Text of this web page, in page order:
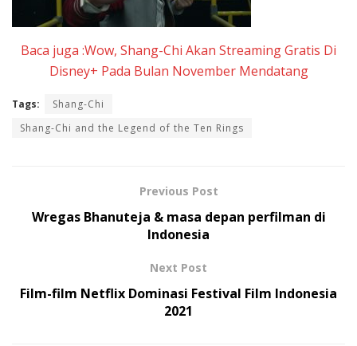
Baca juga :Wow, Shang-Chi Akan Streaming Gratis Di
Disney+ Pada Bulan November Mendatang
Tags:
Shang-Chi
Shang-Chi and the Legend of the Ten Rings
Previous Post
Wregas Bhanuteja & masa depan perfilman di
Indonesia
Next Post
Film-film Netflix Dominasi Festival Film Indonesia
2021